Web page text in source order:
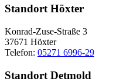
Standort Höxter
Konrad-Zuse-Straße 3
37671 Höxter
Telefon: 05271 6996-29
Standort Detmold